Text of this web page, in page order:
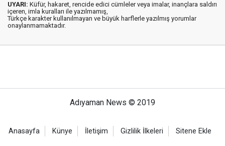
UYARI: Küfür, hakaret, rencide edici cümleler veya imalar, inançlara saldırı
içeren, imla kuralları ile yazılmamış,
Türkçe karakter kullanılmayan ve büyük harflerle yazılmış yorumlar
onaylanmamaktadır.
Adıyaman News © 2019
Anasayfa Künye İletişim Gizlilik İlkeleri Sitene Ekle